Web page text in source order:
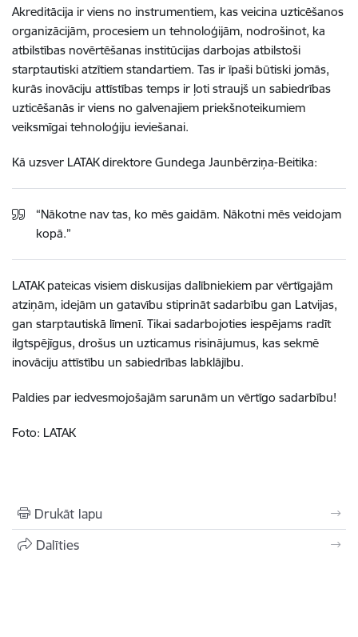
Akreditācija ir viens no instrumentiem, kas veicina uzticēšanos
organizācijām, procesiem un tehnoloģijām, nodrošinot, ka
atbilstības novērtēšanas institūcijas darbojas atbilstoši
starptautiski atzītiem standartiem. Tas ir īpaši būtiski jomās,
kurās inovāciju attīstības temps ir ļoti straujš un sabiedrības
uzticēšanās ir viens no galvenajiem priekšnoteikumiem
veiksmīgai tehnoloģiju ieviešanai.
Kā uzsver LATAK direktore Gundega Jaunbērziņa-Beitika:
“Nākotne nav tas, ko mēs gaidām. Nākotni mēs veidojam
kopā.”
LATAK pateicas visiem diskusijas dalībniekiem par vērtīgajām
atziņām, idejām un gatavību stiprināt sadarbību gan Latvijas,
gan starptautiskā līmenī. Tikai sadarbojoties iespējams radīt
ilgtspējīgus, drošus un uzticamus risinājumus, kas sekmē
inovāciju attīstību un sabiedrības labklājību.
Paldies par iedvesmojošajām sarunām un vērtīgo sadarbību!
Foto: LATAK
Drukāt lapu
Dalīties